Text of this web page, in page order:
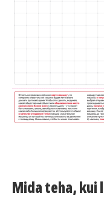
Mida teha, kui